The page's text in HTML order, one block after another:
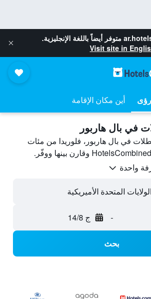
متوفر أيضاً باللغة الإنجليزية.
Visit site in
رؤى أين مكان الإقامة
في بال هاربور
في بال هاربور، فلوريدا من مئات
المتحدة الأميريكية
- ج 14/8
بحث